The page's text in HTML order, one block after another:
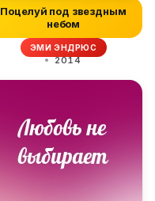
Поцелуй под звездным
небом
ЭМИ ЭНДРЮС
2014